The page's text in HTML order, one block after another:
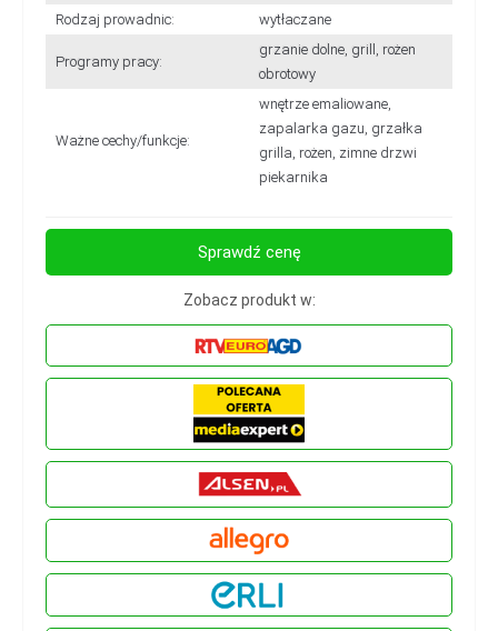
Rodzaj prowadnic: wytłaczane
Programy pracy:
grzanie dolne, grill, rożen
obrotowy
Ważne cechy/funkcje:
wnętrze emaliowane,
zapalarka gazu, grzałka
grilla, rożen, zimne drzwi
piekarnika
Sprawdź cenę
Zobacz produkt w: